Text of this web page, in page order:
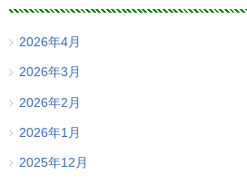
2026年4月
2026年3月
2026年2月
2026年1月
2025年12月